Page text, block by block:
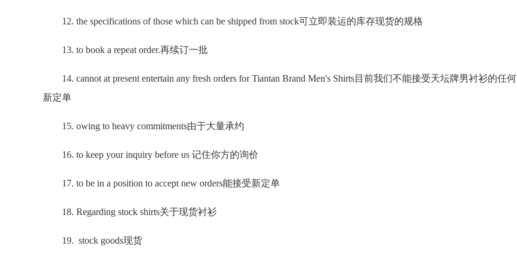
12. the specifications of those which can be shipped from stock可立即装运的库存现货的规格
13. to book a repeat order.再续订一批
14. cannot at present entertain any fresh orders for Tiantan Brand Men's Shirts目前我们不能接受天坛牌男衬衫的任何
新定单
15. owing to heavy commitments由于大量承约
16. to keep your inquiry before us 记住你方的询价
17. to be in a position to accept new orders能接受新定单
18. Regarding stock shirts关于现货衬衫
19. stock goods现货